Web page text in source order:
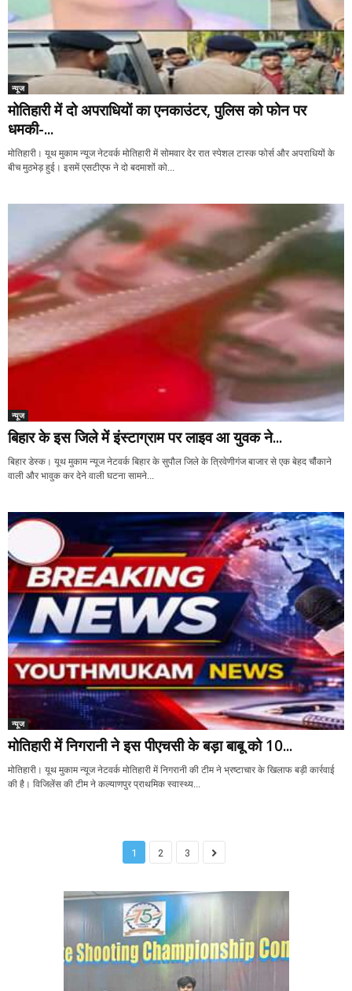
न्यूज
मोतिहारी में दो अपराधियों का एनकाउंटर, पुलिस को फोन पर
धमकी-...
मोतिहारी। यूथ मुकाम न्यूज नेटवर्क मोतिहारी में सोमवार देर रात स्पेशल टास्क फोर्स और अपराधियों के
बीच मुठभेड़ हुई। इसमें एसटीएफ ने दो बदमाशों को...
न्यूज
बिहार के इस जिले में इंस्टाग्राम पर लाइव आ युवक ने...
बिहार डेस्क। यूथ मुकाम न्यूज नेटवर्क बिहार के सुपौल जिले के त्रिवेणीगंज बाजार से एक बेहद चौंकाने
वाली और भावुक कर देने वाली घटना सामने...
न्यूज
मोतिहारी में निगरानी ने इस पीएचसी के बड़ा बाबू को 10...
मोतिहारी। यूथ मुकाम न्यूज नेटवर्क मोतिहारी में निगरानी की टीम ने भ्रष्टाचार के खिलाफ बड़ी कार्रवाई
की है। विजिलेंस की टीम ने कल्याणपुर प्राथमिक स्वास्थ्य...
1 2 3